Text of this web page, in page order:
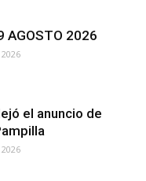
AGOSTO 2026
el anuncio de